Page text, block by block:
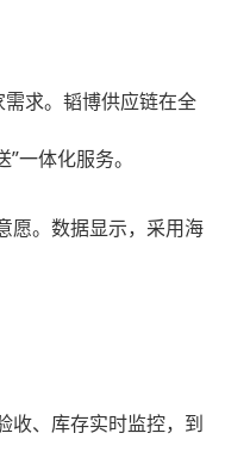
求。韬博供应链在全
一体化服务。
愿。数据显示，采用海
收、库存实时监控，到